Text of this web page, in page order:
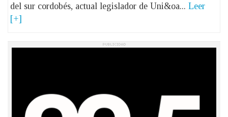
del sur cordobés, actual legislador de Uni&oa... Leer
[+]